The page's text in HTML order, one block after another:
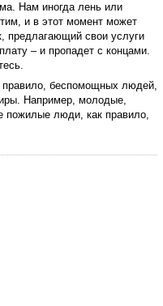
Нам иногда лень или
и в этот момент может
предлагающий свои услуги
– и пропадет с концами.
беспомощных людей,
Например, молодые,
пожилые люди, как правило,